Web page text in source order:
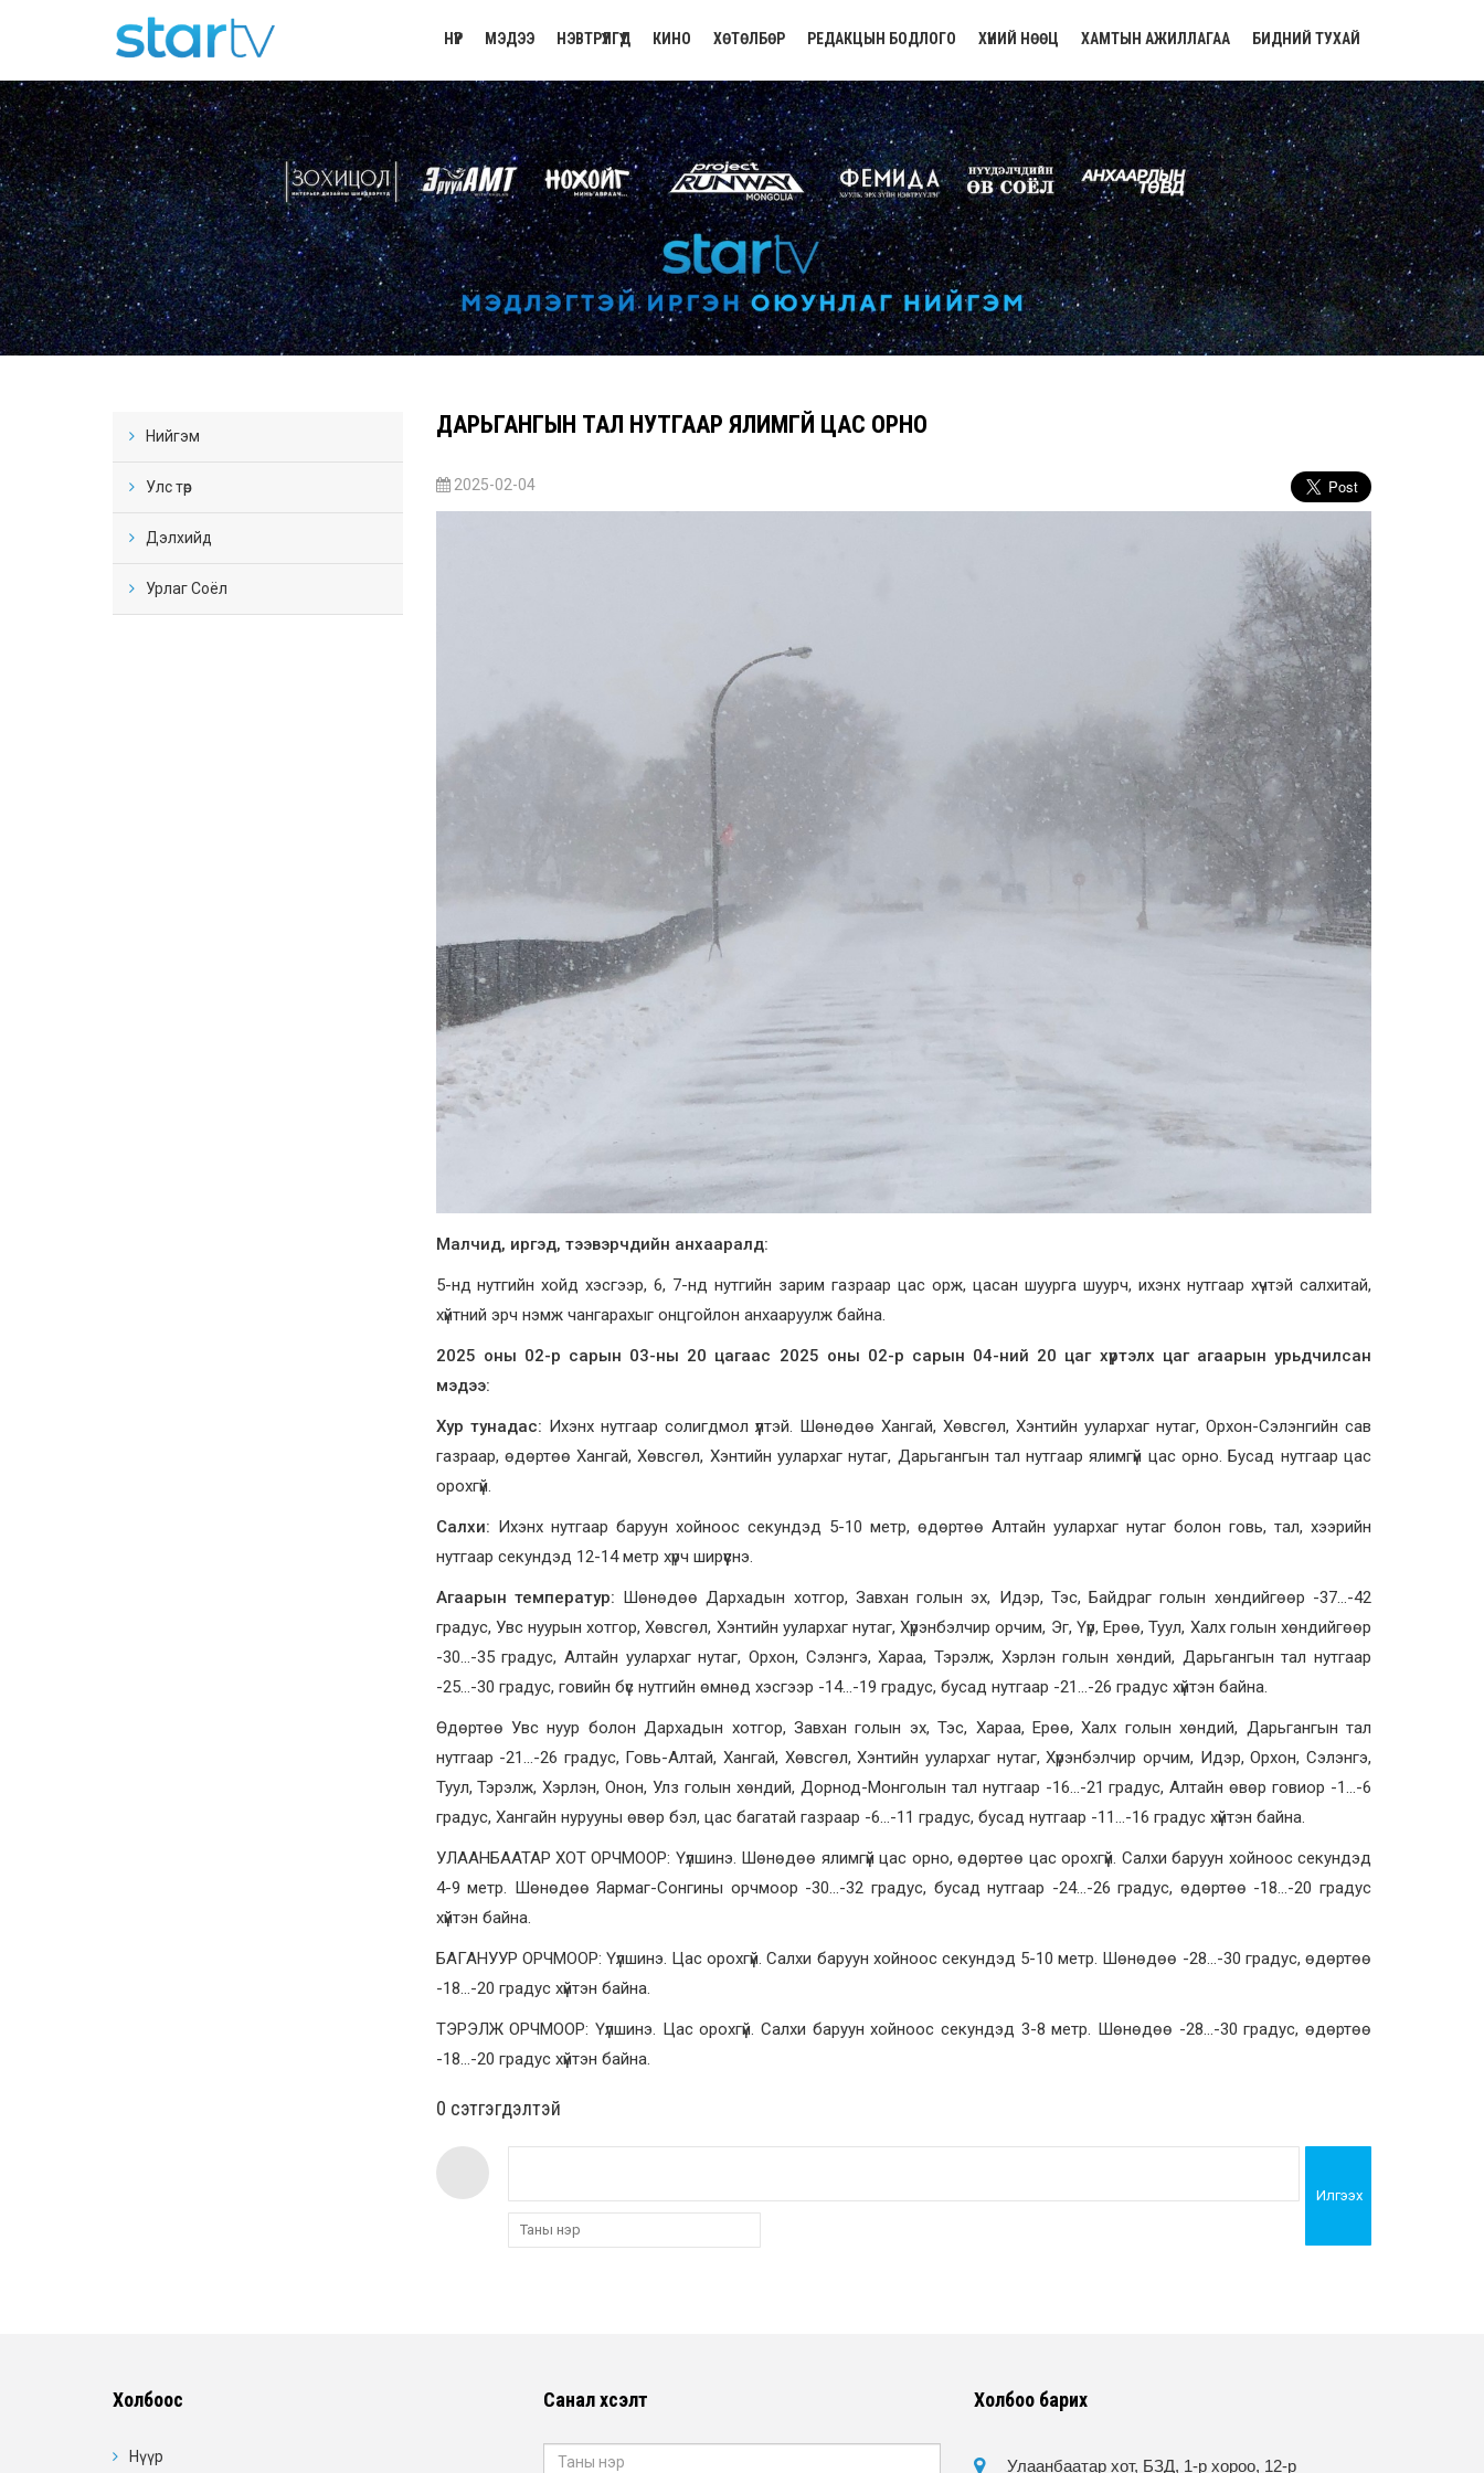
НҮҮР МЭДЭЭ НЭВТРҮҮЛГҮҮД КИНО ХӨТӨЛБӨР РЕДАКЦЫН БОДЛОГО ХҮНИЙ НӨӨЦ ХАМТЫН АЖИЛЛАГАА БИДНИЙ ТУХАЙ
Нийгэм
Улс төр
Дэлхийд
Урлаг Соёл
ДАРЬГАНГЫН ТАЛ НУТГААР ЯЛИМГҮЙ ЦАС ОРНО
2025-02-04
Малчид, иргэд, тээвэрчдийн анхааралд:
5-нд нутгийн хойд хэсгээр, 6, 7-нд нутгийн зарим газраар цас орж, цасан шуурга шуурч, ихэнх нутгаар хүчтэй салхитай,
хүйтний эрч нэмж чангарахыг онцгойлон анхааруулж байна.
2025 оны 02-р сарын 03-ны 20 цагаас 2025 оны 02-р сарын 04-ний 20 цаг хүртэлх цаг агаарын урьдчилсан
мэдээ:
Хур тунадас: Ихэнх нутгаар солигдмол үүлтэй. Шөнөдөө Хангай, Хөвсгөл, Хэнтийн уулархаг нутаг, Орхон-Сэлэнгийн сав
газраар, өдөртөө Хангай, Хөвсгөл, Хэнтийн уулархаг нутаг, Дарьгангын тал нутгаар ялимгүй цас орно. Бусад нутгаар цас
орохгүй.
Салхи: Ихэнх нутгаар баруун хойноос секундэд 5-10 метр, өдөртөө Алтайн уулархаг нутаг болон говь, тал, хээрийн
нутгаар секундэд 12-14 метр хүрч ширүүснэ.
Агаарын температур: Шөнөдөө Дархадын хотгор, Завхан голын эх, Идэр, Тэс, Байдраг голын хөндийгөөр -37…-42
градус, Увс нуурын хотгор, Хөвсгөл, Хэнтийн уулархаг нутаг, Хүрэнбэлчир орчим, Эг, Үүр, Ерөө, Туул, Халх голын хөндийгөөр
-30…-35 градус, Алтайн уулархаг нутаг, Орхон, Сэлэнгэ, Хараа, Тэрэлж, Хэрлэн голын хөндий, Дарьгангын тал нутгаар
-25…-30 градус, говийн бүс нутгийн өмнөд хэсгээр -14…-19 градус, бусад нутгаар -21…-26 градус хүйтэн байна.
Өдөртөө Увс нуур болон Дархадын хотгор, Завхан голын эх, Тэс, Хараа, Ерөө, Халх голын хөндий, Дарьгангын тал
нутгаар -21…-26 градус, Говь-Алтай, Хангай, Хөвсгөл, Хэнтийн уулархаг нутаг, Хүрэнбэлчир орчим, Идэр, Орхон, Сэлэнгэ,
Туул, Тэрэлж, Хэрлэн, Онон, Улз голын хөндий, Дорнод-Монголын тал нутгаар -16…-21 градус, Алтайн өвөр говиор -1…-6
градус, Хангайн нурууны өвөр бэл, цас багатай газраар -6…-11 градус, бусад нутгаар -11…-16 градус хүйтэн байна.
УЛААНБААТАР ХОТ ОРЧМООР: Үүлшинэ. Шөнөдөө ялимгүй цас орно, өдөртөө цас орохгүй. Салхи баруун хойноос секундэд
4-9 метр. Шөнөдөө Яармаг-Сонгины орчмоор -30…-32 градус, бусад нутгаар -24…-26 градус, өдөртөө -18…-20 градус
хүйтэн байна.
БАГАНУУР ОРЧМООР: Үүлшинэ. Цас орохгүй. Салхи баруун хойноос секундэд 5-10 метр. Шөнөдөө -28…-30 градус, өдөртөө
-18…-20 градус хүйтэн байна.
ТЭРЭЛЖ ОРЧМООР: Үүлшинэ. Цас орохгүй. Салхи баруун хойноос секундэд 3-8 метр. Шөнөдөө -28…-30 градус, өдөртөө
-18…-20 градус хүйтэн байна.
0 cэтгэгдэлтэй
Илгээх
Холбоос
Нүүр
Санал хүсэлт Холбоо барих
Улаанбаатар хот, БЗД, 1-р хороо, 12-р